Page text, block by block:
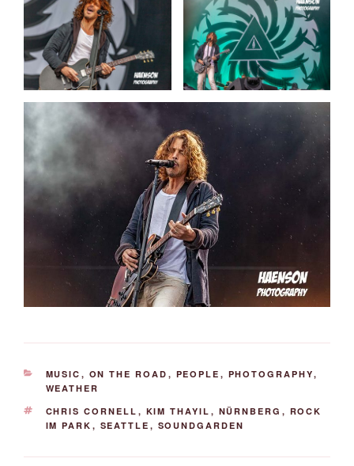
KATEGORIEN
MUSIC , ON THE ROAD , PEOPLE , PHOTOGRAPHY,
WEATHER
SCHLAGWÖRTER
CHRIS CORNELL , KIM THAYIL , NÜRNBERG , ROCK
IM PARK , SEATTLE , SOUNDGARDEN